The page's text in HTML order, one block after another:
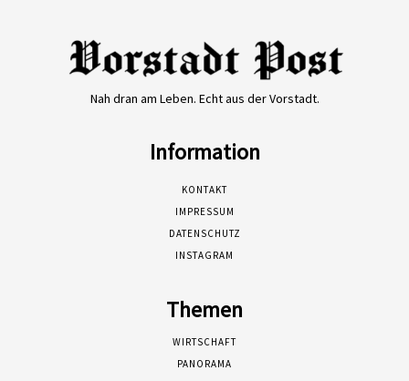
Nah dran am Leben. Echt aus der Vorstadt.
Information
KONTAKT
IMPRESSUM
DATENSCHUTZ
INSTAGRAM
Themen
WIRTSCHAFT
PANORAMA